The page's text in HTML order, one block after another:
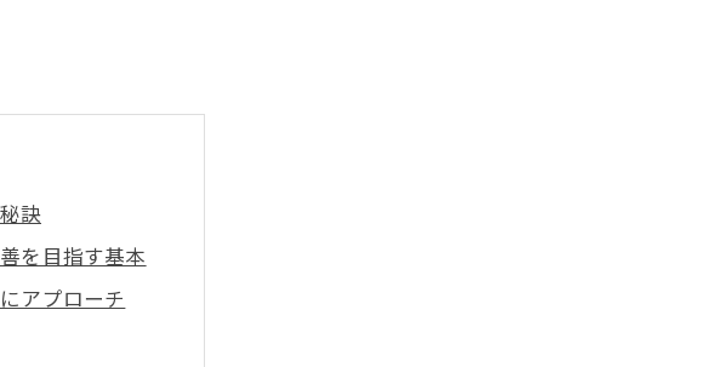
訣
を目指す基本
アプローチ
ぼ活用術